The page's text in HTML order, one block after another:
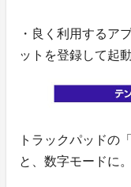
・良く利用するア
ットを登録して起
トラックパッドの
と、数字モードに。